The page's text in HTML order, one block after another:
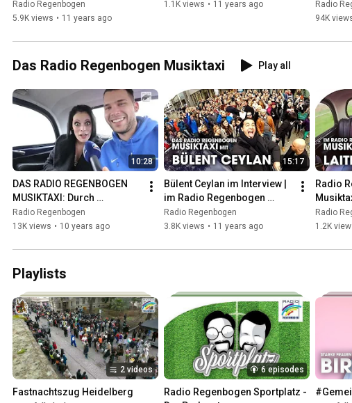
Regenbogen Morgenshow I
Radio Regenbogen
5.9K views • 11 years ago
1.1K views • 11 years ago
Radio
94K
Das Radio Regenbogen Musiktaxi Play all
10:28
DAS RADIO REGENBOGEN
MUSIKTAXI: Durch
Mannheim mit Silbermond
Radio Regenbogen
13K views • 10 years ago
15:17
Bülent Ceylan im Interview |
im Radio Regenbogen
Musiktaxi
Radio Regenbogen
3.8K views • 11 years ago
Radio
Radio
1.2K
Playlists
2 videos
Fastnachtszug Heidelberg
6 episodes
Radio Regenbogen Sportplatz -